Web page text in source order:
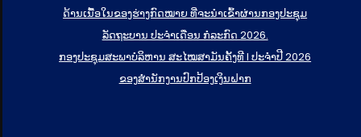
ດ້ານເນື້ອໃນຂອງຮ່າງກົດໝາຍ ທີ່ຈະນໍາເຂົ້າຜ່ານກອງປະຊຸມ
ລັດຖະບານ ປະຈໍາເດືອນ ກໍລະກົດ 2026.
ກອງປະຊຸມສະພາບໍລິຫານ ສະໄໝສາມັນຄັ້ງທີ I ປະຈຳປີ 2026
ຂອງສຳນັກງານປົກປ້ອງເງິນຝາກ